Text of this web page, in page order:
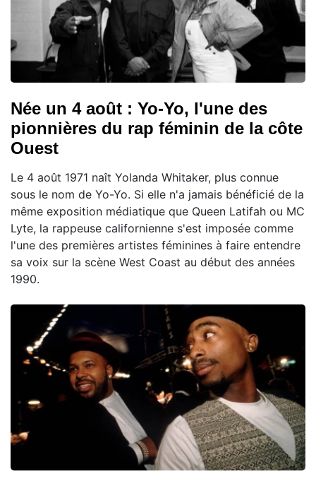
Née un 4 août : Yo-Yo, l'une des
pionnières du rap féminin de la côte
Ouest
Le 4 août 1971 naît Yolanda Whitaker, plus connue
sous le nom de Yo-Yo. Si elle n'a jamais bénéficié de la
même exposition médiatique que Queen Latifah ou MC
Lyte, la rappeuse californienne s'est imposée comme
l'une des premières artistes féminines à faire entendre
sa voix sur la scène West Coast au début des années
1990.